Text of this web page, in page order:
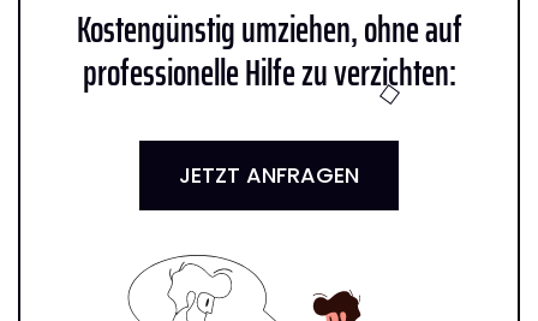
Kostengünstig umziehen, ohne auf
professionelle Hilfe zu verzichten:
JETZT ANFRAGEN